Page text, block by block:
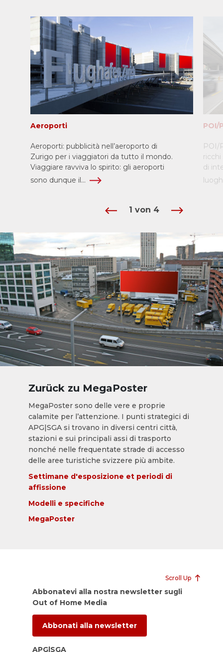
Aeroporti
Aeroporti: pubblicità nell’aeroporto di
Zurigo per i viaggiatori da tutto il mondo.
Viaggiare ravviva lo spirito: gli aeroporti
sono dunque il...
POI/
POI/
di
1 von 4
Zurück zu MegaPoster
MegaPoster sono delle vere e proprie
calamite per l’attenzione. I punti strategici di
APG|SGA si trovano in diversi centri città,
stazioni e sui principali assi di trasporto
nonché nelle frequentate strade di accesso
delle aree turistiche svizzere più ambite.
Settimane d'esposizione et periodi di
affissione
Modelli e specifiche
MegaPoster
Scroll Up
Abbonatevi alla nostra newsletter sugli
Out of Home Media
Abbonati alla newsletter
APG|SGA